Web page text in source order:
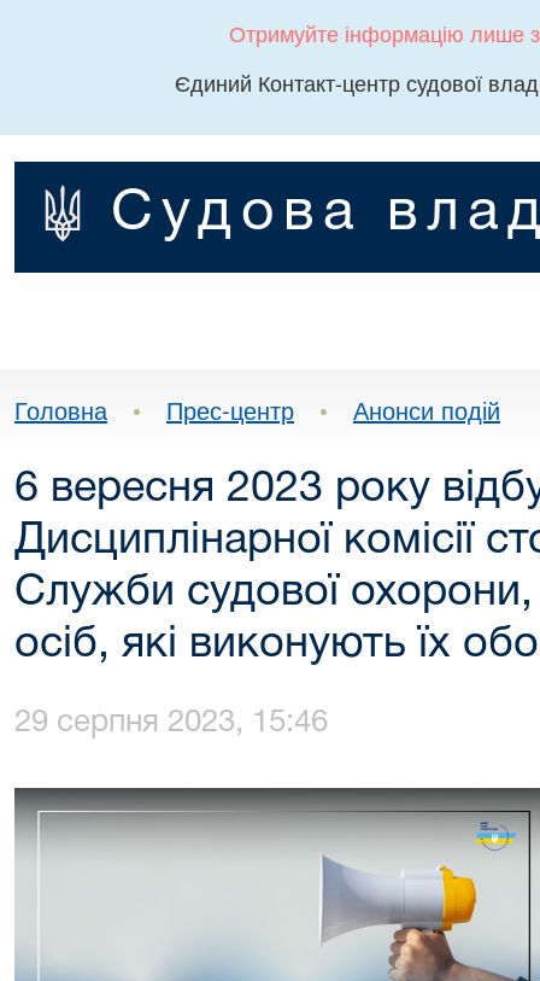
Отримуйте інформацію лише
Єдиний Контакт-центр судової
Судова
Головна • Прес-центр • Анонси подій
6 вересня 2023 року
Дисциплінарної комісії
Служби судової охорони,
осіб, які виконують їх
29 серпня 2023, 15:46